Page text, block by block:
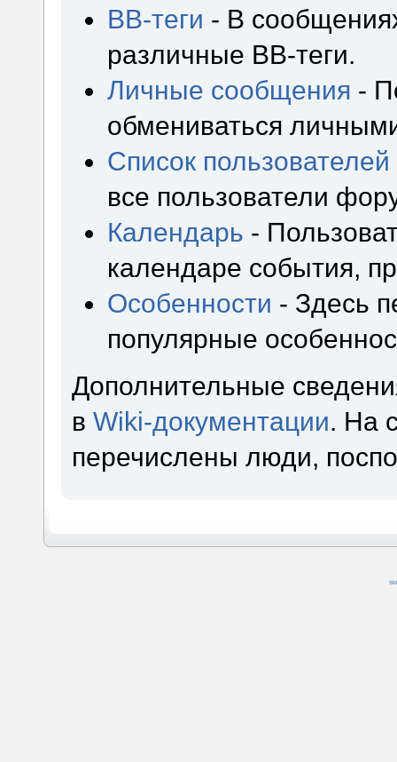
BB-теги - В
различные BB-теги.
Личные сообщения -
обмениваться
Список пользователей
все пользователи
Календарь -
календаре события,
Особенности - Здесь
популярные
Дополнительные
вWiki-документации. На
перечислены люди,